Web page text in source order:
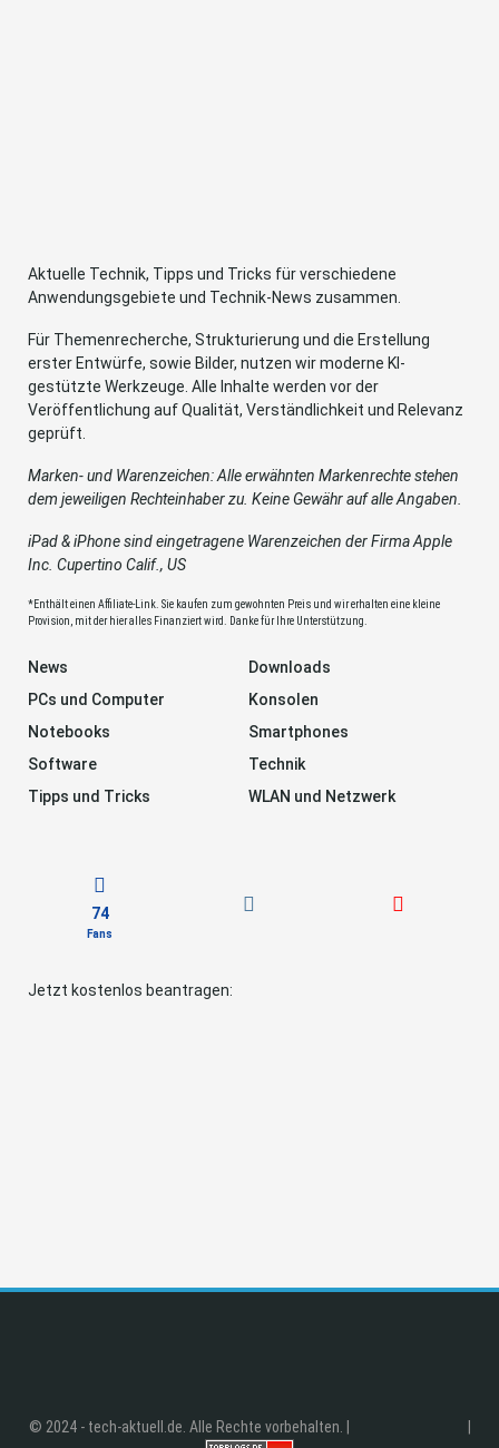
Aktuelle Technik, Tipps und Tricks für verschiedene
Anwendungsgebiete und Technik-News zusammen.
Für Themenrecherche, Strukturierung und die Erstellung
erster Entwürfe, sowie Bilder, nutzen wir moderne KI-
gestützte Werkzeuge. Alle Inhalte werden vor der
Veröffentlichung auf Qualität, Verständlichkeit und Relevanz
geprüft.
Marken- und Warenzeichen: Alle erwähnten Markenrechte stehen
dem jeweiligen Rechteinhaber zu. Keine Gewähr auf alle Angaben.
iPad & iPhone sind eingetragene Warenzeichen der Firma Apple
Inc. Cupertino Calif., US
*Enthält einen Affiliate-Link. Sie kaufen zum gewohnten Preis und wir erhalten eine kleine
Provision, mit der hier alles Finanziert wird. Danke für Ihre Unterstützung.
News
Downloads
PCs und Computer
Konsolen
Notebooks
Smartphones
Software
Technik
Tipps und Tricks
WLAN und Netzwerk
74
Fans
Jetzt kostenlos beantragen:
© 2024 - tech-aktuell.de. Alle Rechte vorbehalten. |